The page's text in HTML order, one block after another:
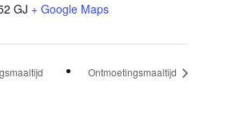
GJ + Google Maps
Ontmoetingsmaaltijd